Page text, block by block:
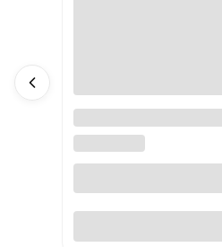
Mermaid Little Dutch